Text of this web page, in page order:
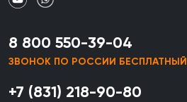
8 800 550-39-04
ЗВОНОК ПО РОССИИ БЕСПЛАТНЫЙ
+7 (831) 218-90-80